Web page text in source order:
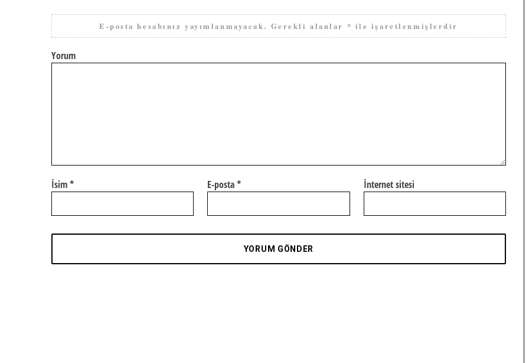
E-posta hesabınız yayımlanmayacak. Gerekli alanlar * ile işaretlenmişlerdir
Yorum
İsim* E-posta* İnternet sitesi